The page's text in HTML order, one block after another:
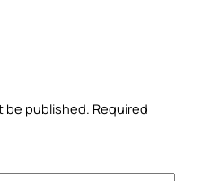
be published. Required